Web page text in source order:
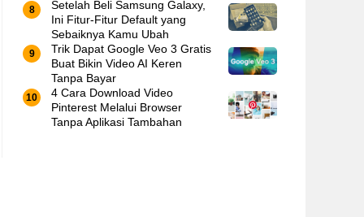
Setelah Beli Samsung Galaxy,
Ini Fitur-Fitur Default yang
Sebaiknya Kamu Ubah
Trik Dapat Google Veo 3 Gratis
Buat Bikin Video AI Keren
Tanpa Bayar
4 Cara Download Video
Pinterest Melalui Browser
Tanpa Aplikasi Tambahan